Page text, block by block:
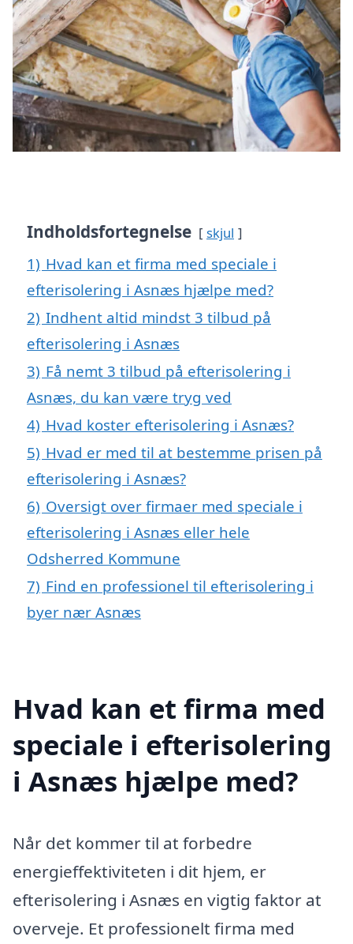
Indholdsfortegnelse skjul
1) Hvad kan et firma med speciale i
efterisolering i Asnæs hjælpe med?
2) Indhent altid mindst 3 tilbud på
efterisolering i Asnæs
3) Få nemt 3 tilbud på efterisolering i
Asnæs, du kan være tryg ved
4) Hvad koster efterisolering i Asnæs?
5) Hvad er med til at bestemme prisen på
efterisolering i Asnæs?
6) Oversigt over firmaer med speciale i
efterisolering i Asnæs eller hele
Odsherred Kommune
7) Find en professionel til efterisolering i
byer nær Asnæs
Hvad kan et firma med
speciale i efterisolering
i Asnæs hjælpe med?
Når det kommer til at forbedre
energieffektiviteten i dit hjem, er
efterisolering i Asnæs en vigtig faktor at
overveje. Et professionelt firma med